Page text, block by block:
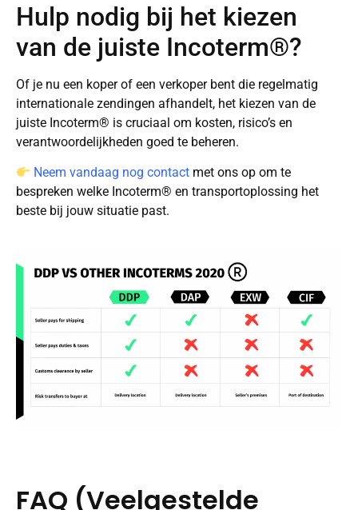
Hulp nodig bij het kiezen
van de juiste Incoterm®?
Of je nu een koper of een verkoper bent die regelmatig
internationale zendingen afhandelt, het kiezen van de
juiste Incoterm® is cruciaal om kosten, risico’s en
verantwoordelijkheden goed te beheren.
Neem vandaag nog contact met ons op om te
bespreken welke Incoterm® en transportoplossing het
beste bij jouw situatie past.
FAQ (Veelgestelde